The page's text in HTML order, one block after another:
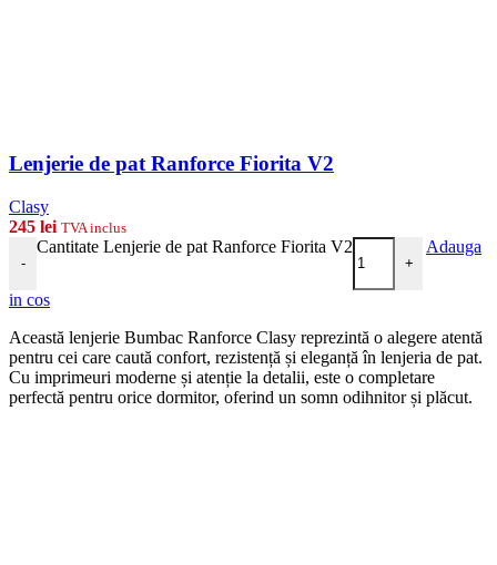
Lenjerie de pat Ranforce Fiorita V2
Clasy
245 lei TVA inclus
-
Cantitate Lenjerie de pat Ranforce Fiorita V2
+
Adauga
in cos
Această lenjerie Bumbac Ranforce Clasy reprezintă o alegere atentă
pentru cei care caută confort, rezistență și eleganță în lenjeria de pat.
Cu imprimeuri moderne și atenție la detalii, este o completare
perfectă pentru orice dormitor, oferind un somn odihnitor și plăcut.